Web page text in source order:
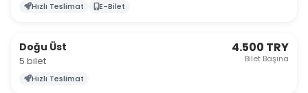
Hızlı Teslimat
E-Bilet
Doğu Üst
5 bilet
4.500 TRY
Bilet Başına
Hızlı Teslimat